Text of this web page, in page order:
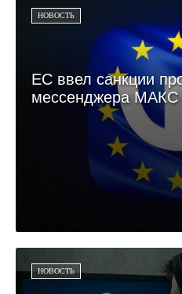
НОВОСТЬ
ЕС ввел санкции
мессенджера МАКС
НОВОСТЬ